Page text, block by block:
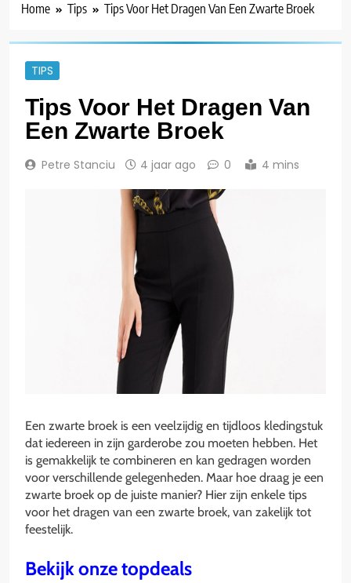
Home Tips Tips Voor Het Dragen Van Een Zwarte Broek
TIPS
Tips Voor Het Dragen Van
Een Zwarte Broek
Petre Stanciu 4 jaar ago 0 4 mins
Een zwarte broek is een veelzijdig en tijdloos kledingstuk
dat iedereen in zijn garderobe zou moeten hebben. Het
is gemakkelijk te combineren en kan gedragen worden
voor verschillende gelegenheden. Maar hoe draag je een
zwarte broek op de juiste manier? Hier zijn enkele tips
voor het dragen van een zwarte broek, van zakelijk tot
feestelijk.
Bekijk onze topdeals